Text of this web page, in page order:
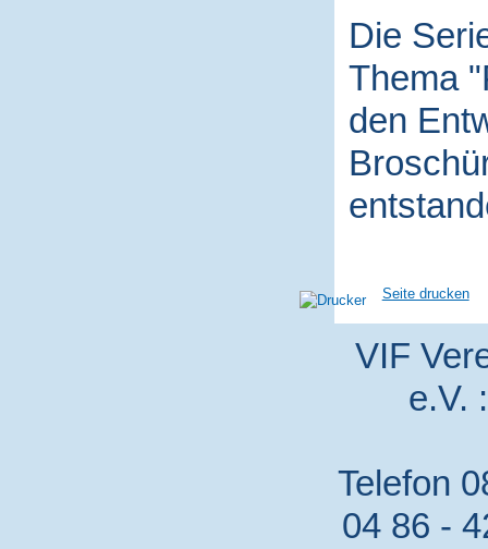
Die
Thema
den
Seite drucken
VIF
e.V.
Telefon
04 86 -